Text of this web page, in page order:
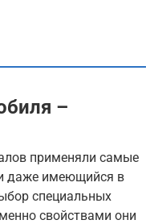
–
применяли самые
и даже имеющийся в
специальных
свойствами они